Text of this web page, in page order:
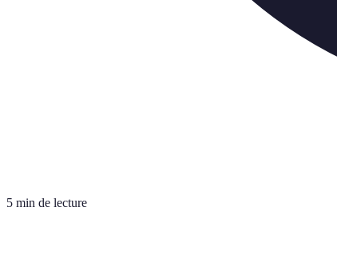
5 min de lecture